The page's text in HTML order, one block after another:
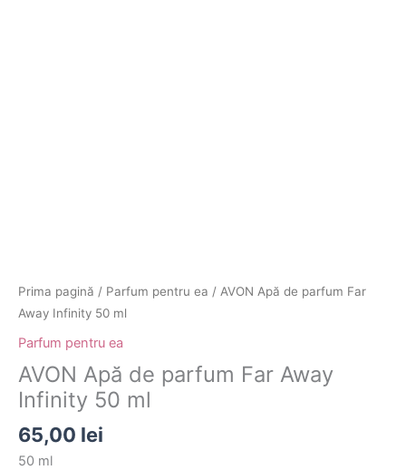
Prima pagină / Parfum pentru ea / AVON Apă de parfum Far
Away Infinity 50 ml
Parfum pentru ea
AVON Apă de parfum Far Away
Infinity 50 ml
65,00 lei
50 ml